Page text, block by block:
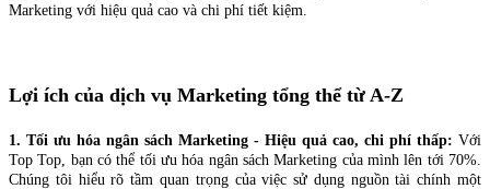
Marketing với hiệu quả cao và chi phí tiết kiệm.
Lợi ích của dịch vụ Marketing tổng thể từ A-Z
1. Tối ưu hóa ngân sách Marketing - Hiệu quả cao, chi phí thấp: Với
Top Top, bạn có thể tối ưu hóa ngân sách Marketing của mình lên tới 70%.
Chúng tôi hiểu rõ tầm quan trọng của việc sử dụng nguồn tài chính một